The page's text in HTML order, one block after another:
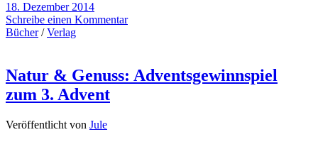
18. Dezember 2014
Schreibe einen Kommentar
Bücher/Verlag
Natur & Genuss: Adventsgewinnspiel
zum 3. Advent
Veröffentlicht von Jule